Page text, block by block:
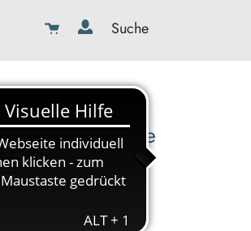
Suche
423989-0
toelz-wor.de